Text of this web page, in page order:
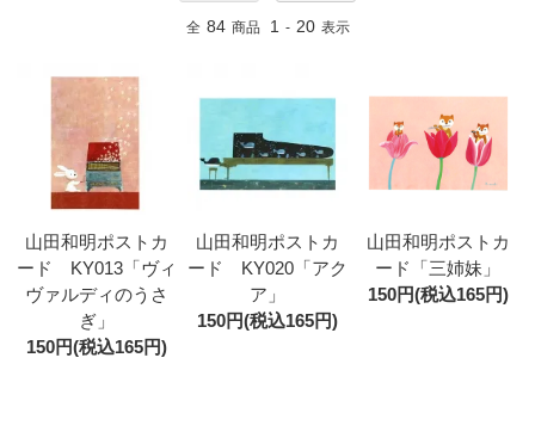
全 84 商品 1 - 20 表示
山田和明ポストカ
ード KY013「ヴィ
ヴァルディのうさ
ぎ」
150円(税込165円)
山田和明ポストカ
ード KY020「アク
ア」
150円(税込165円)
山田和明ポストカ
ード「三姉妹」
150円(税込165円)